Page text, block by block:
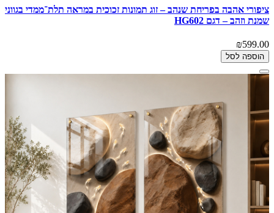
ציפורי אהבה בפריחת שנהב – זוג תמונות זכוכית במראה תלת־ממדי בגווני
שמנת וזהב – דגם HG602
₪599.00
הוספה לסל